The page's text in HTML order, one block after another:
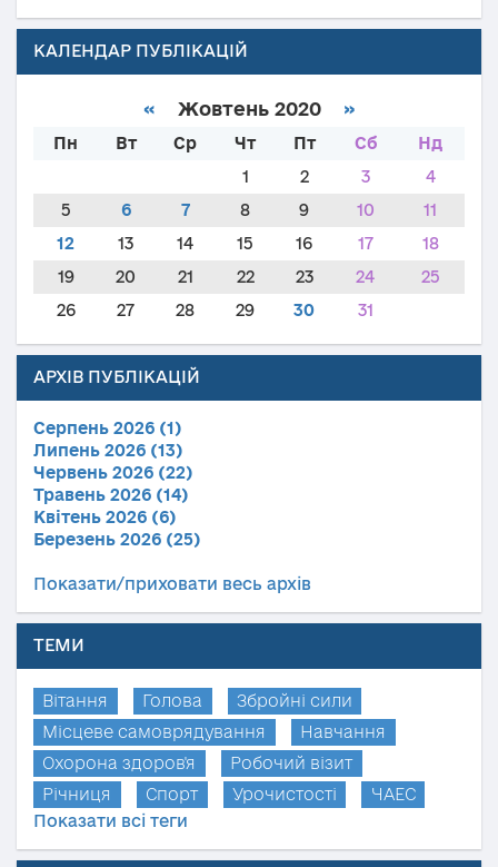
КАЛЕНДАР ПУБЛІКАЦІЙ
« Жовтень 2020 »
Пн Вт Ср Чт Пт Сб
Нд
1
2 3
4
5
6 7 8 9 10
11
12
13 14 15 16 17
18
19
20 21 22 23 24
25
26
27 28 29 30 31
АРХІВ ПУБЛІКАЦІЙ
Серпень 2026 (1)
Липень 2026 (13)
Червень 2026 (22)
Травень 2026 (14)
Квітень 2026 (6)
Березень 2026 (25)
Показати/приховати весь архів
ТЕМИ
Вітання Голова
Збройні сили
Місцеве самоврядування
Навчання
Охорона здоров'я
Робочий візит
Річниця
Спорт Урочистості
ЧАЕС
Показати всі теги